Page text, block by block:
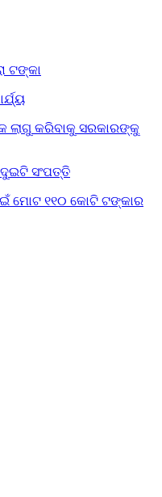
ଟଙ୍କା
ଲାଗୁ କରିବାକୁ ସରକାରଙ୍କୁ
ଦୁଇଟି ସଂପତ୍ତି
ମୋଟ ୧୧୦ କୋଟି ଟଙ୍କାର